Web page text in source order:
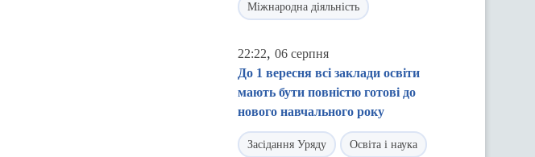
Міжнародна діяльність
22:22, 06 серпня
До 1 вересня всі заклади освіти
мають бути повністю готові до
нового навчального року
Засідання Уряду Освіта і наука